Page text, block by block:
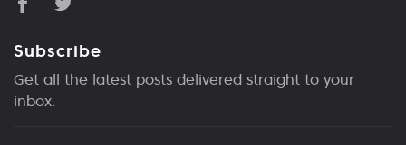
Subscribe
Get all the latest posts delivered straight to your
inbox.